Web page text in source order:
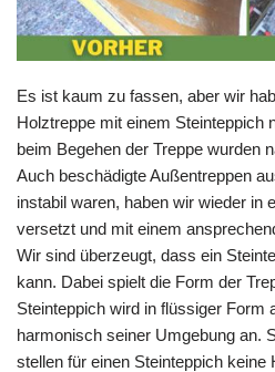
Es ist kaum zu fassen, aber wir
Holztreppe mit einem Steinteppich
beim Begehen der Treppe wurden
Auch beschädigte Außentreppen
instabil waren, haben wir wieder in
versetzt und mit einem
Wir sind überzeugt, dass ein
kann. Dabei spielt die Form der
Steinteppich wird in flüssiger Form
harmonisch seiner Umgebung an.
stellen für einen Steinteppich keine